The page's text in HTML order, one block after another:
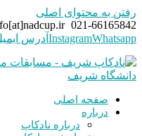
رفتن به محتوای اصلی
021-66165842
InstagramWhatsapp آدرس
صفحه اصلی
درباره
درباره نادکاپ